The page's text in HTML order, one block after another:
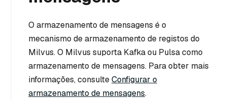
O armazenamento de mensagens é o
mecanismo de armazenamento de registos do
Milvus. O Milvus suporta Kafka ou Pulsa como
armazenamento de mensagens. Para obter mais
informações, consulteConfigurar o
armazenamento de mensagens.